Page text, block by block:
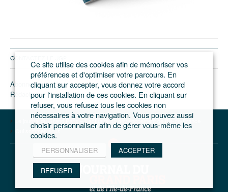
CONTACTEZ LE JGP
Abonnement/pub
Rédaction
Le journal du Grand Paris – L'actualité du développement de l'Ile-de-France
Qui sommes nous
Ce site utilise des cookies afin de mémoriser vos
préférences et d'optimiser votre parcours. En
cliquant sur accepter, vous donnez votre accord
pour l'installation de ces cookies. En cliquant sur
refuser, vous refusez tous les cookies non
nécessaires à votre navigation. Vous pouvez aussi
choisir personnaliser afin de gérer vous-même les
cookies.
PERSONNALISER ACCEPTER
REFUSER